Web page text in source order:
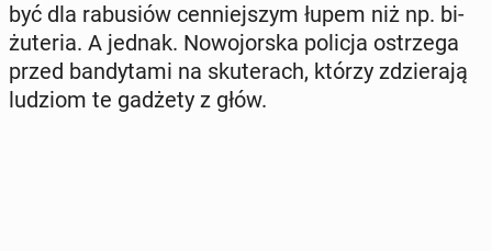
być dla ra­bu­siów cen­niej­szym łupem niż np. bi­
żu­te­ria. A jednak. No­wo­jor­ska policja ostrze­ga
przed ban­dy­ta­mi na sku­te­rach, którzy zdzie­ra­ją
ludziom te gadżety z głów.